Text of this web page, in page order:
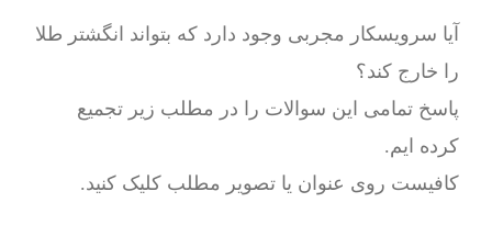
آیا سرویسکار مجربی وجود دارد که بتواند انگشتر طلا
را خارج کند؟
پاسخ تمامی این سوالات را در مطلب زیر تجمیع
کرده ایم.
کافیست روی عنوان یا تصویر مطلب کلیک کنید.